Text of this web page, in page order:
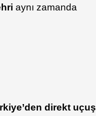
aynı zamanda
direkt uçuş